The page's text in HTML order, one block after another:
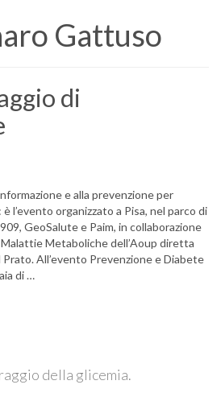
Gattuso
di
e alla prevenzione per
l’evento organizzato a Pisa, nel parco di
GeoSalute e Paim, in collaborazione
Metaboliche dell’Aoup diretta
All’evento Prevenzione e Diabete
di …
della glicemia.